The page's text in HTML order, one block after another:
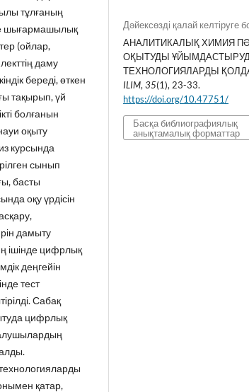
тұлғаның
шығармашылық
(ойлар,
даму
береді, өткен
тақырып, үй
болғанын
оқыту
курсында
сынып
басты
оқу үрдісін
дамыту
ішінде цифрлық
деңгейін
тест
Сабақ
цифрлық
қатар,
Дәйексөзді қалай келтіруге
АНАЛИТИКАЛЫҚ ХИМИЯ
ОҚЫТУДЫ
ТЕХНОЛОГИЯЛАРДЫ
ILIM,35(1), 23-33.
https://doi.org/10.47751/
Басқа библиографиялық
анықтамалық форматтар